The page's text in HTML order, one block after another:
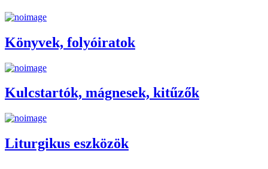
Könyvek, folyóiratok
Kulcstartók, mágnesek, kitűzők
Liturgikus eszközök